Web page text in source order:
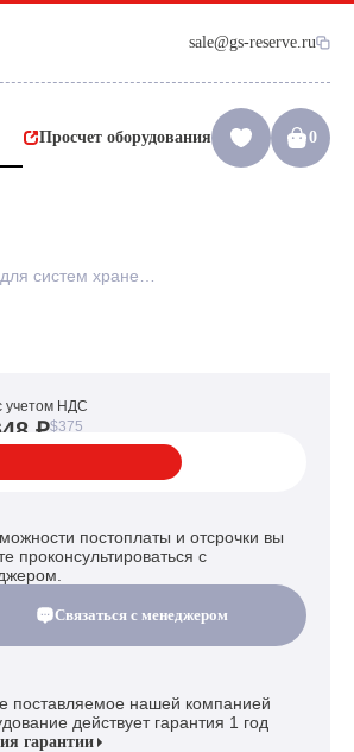
sale@gs-reserve.ru
Просчет оборудования 0
учетом НДС
₽$375
постоплаты и отсрочки вы
проконсультироваться с
Связаться с менеджером
поставляемое нашей компанией
действует гарантия 1 год
гарантии